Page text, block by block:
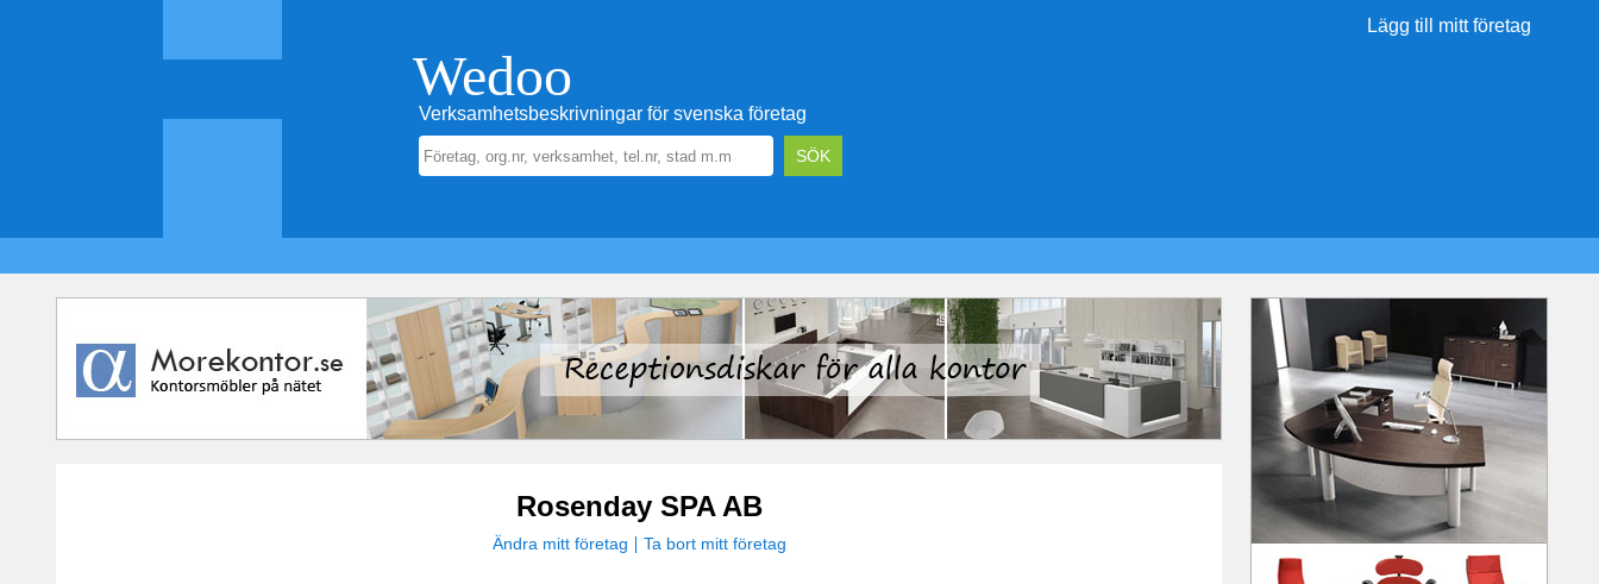
Lägg till mitt företag
Wedoo
Verksamhetsbeskrivningar för svenska företag
Rosenday SPA AB
Ändra mitt företag Ta bort mitt företag